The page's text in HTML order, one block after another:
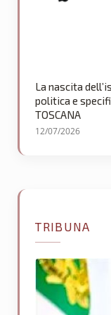
La nascita
politica e
TOSCANA
12/07/2026
TRIBUNA